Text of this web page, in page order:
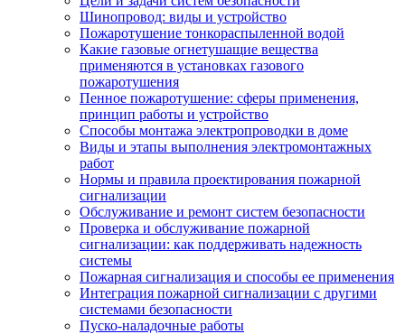
Шинопровод: виды и устройство
Пожаротушение тонкораспыленной водой
Какие газовые огнетушащие вещества
применяются в установках газового
пожаротушения
Пенное пожаротушение: сферы применения,
принцип работы и устройство
Способы монтажа электропроводки в доме
Виды и этапы выполнения электромонтажных
работ
Нормы и правила проектирования пожарной
сигнализации
Обслуживание и ремонт систем безопасности
Проверка и обслуживание пожарной
сигнализации: как поддерживать надежность
системы
Пожарная сигнализация и способы ее применения
Интеграция пожарной сигнализации с другими
системами безопасности
Пуско-наладочные работы